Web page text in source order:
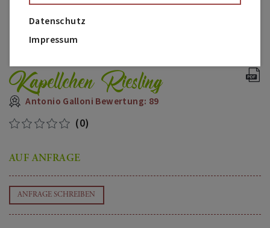
Kapellchen Riesling
Antonio Galloni Bewertung: 89
(0)
AUF ANFRAGE
ANFRAGE SCHREIBEN
Datenschutz
Impressum